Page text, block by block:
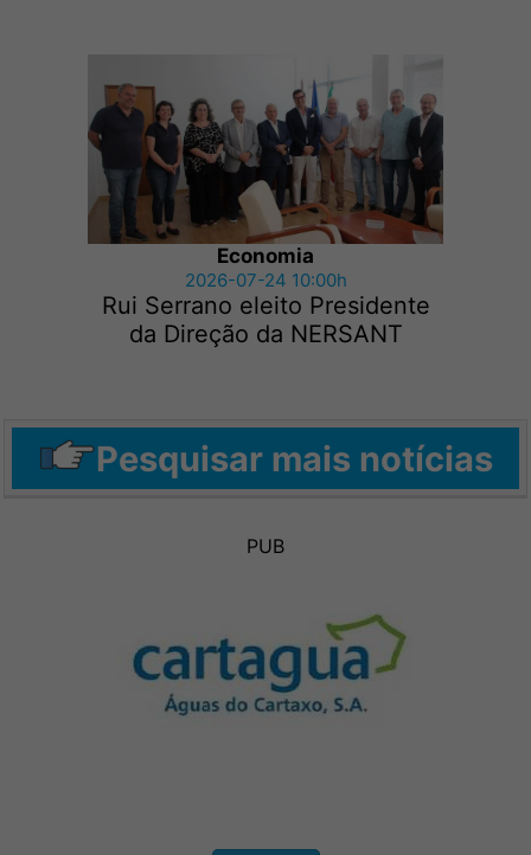
Economia
2026-07-24 10:00h
Rui Serrano eleito Presidente
da Direção da NERSANT
Pesquisar mais notícias
PUB